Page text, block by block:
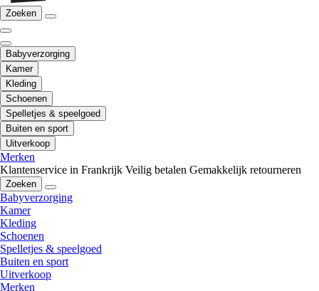
Zoeken
Babyverzorging
Kamer
Kleding
Schoenen
Spelletjes & speelgoed
Buiten en sport
Uitverkoop
Merken
Klantenservice in Frankrijk Veilig betalen Gemakkelijk retourneren
Zoeken
Babyverzorging
Kamer
Kleding
Schoenen
Spelletjes & speelgoed
Buiten en sport
Uitverkoop
Merken